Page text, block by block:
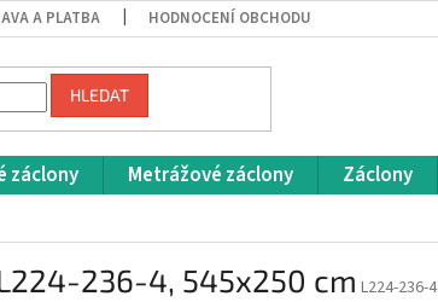
A PLATBA HODNOCENÍ OBCHODU
HLEDAT
záclony Metrážové záclony Záclony
236-4, 545x250 cm L224-236-4